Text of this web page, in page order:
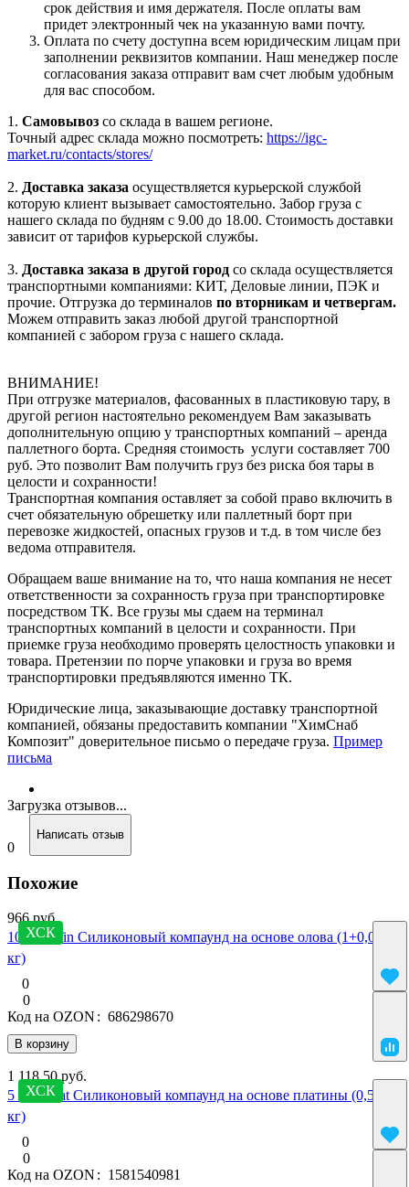
срок действия и имя держателя. После оплаты вам
придет электронный чек на указанную вами почту.
Оплата по счету доступна всем юридическим лицам при
заполнении реквизитов компании. Наш менеджер после
согласования заказа отправит вам счет любым удобным
для вас способом.
1. Самовывоз со склада в вашем регионе.
Точный адрес склада можно посмотреть: https://igc-
market.ru/contacts/stores/
2. Доставка заказа осуществляется курьерской службой
которую клиент вызывает самостоятельно. Забор груза с
нашего склада по будням с 9.00 до 18.00. Стоимость доставки
зависит от тарифов курьерской службы.
3. Доставка заказа в другой город со склада осуществляется
транспортными компаниями: КИТ, Деловые линии, ПЭК и
прочие. Отгрузка до терминалов по вторникам и четвергам.
Можем отправить заказ любой другой транспортной
компанией с забором груза с нашего склада.
ВНИМАНИЕ!
При отгрузке материалов, фасованных в пластиковую тару, в
другой регион настоятельно рекомендуем Вам заказывать
дополнительную опцию у транспортных компаний – аренда
паллетного борта. Средняя стоимость услуги составляет 700
руб. Это позволит Вам получить груз без риска боя тары в
целости и сохранности!
Транспортная компания оставляет за собой право включить в
счет обязательную обрешетку или паллетный борт при
перевозке жидкостей, опасных грузов и т.д. в том числе без
ведома отправителя.
Обращаем ваше внимание на то, что наша компания не несет
ответственности за сохранность груза при транспортировке
посредством ТК. Все грузы мы сдаем на терминал
транспортных компаний в целости и сохранности. При
приемке груза необходимо проверять целостность упаковки и
товара. Претензии по порче упаковки и груза во время
транспортировки предъявляются именно ТК.
Юридические лица, заказывающие доставку транспортной
компанией, обязаны предоставить компании "ХимСнаб
Композит" доверительное письмо о передаче груза. Пример
письма
Загрузка отзывов...
0
Написать отзыв
Похожие
ХСК
966 руб.
10 SilcoTin Силиконовый компаунд на основе олова (1+0,02
кг)
0
0
В корзину
Код на OZON : 686298670
ХСК
1 118.50 руб.
5 SilcoPlat Силиконовый компаунд на основе платины (0,5+0,5
кг)
0
0
Код на OZON : 1581540981